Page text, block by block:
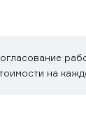
на